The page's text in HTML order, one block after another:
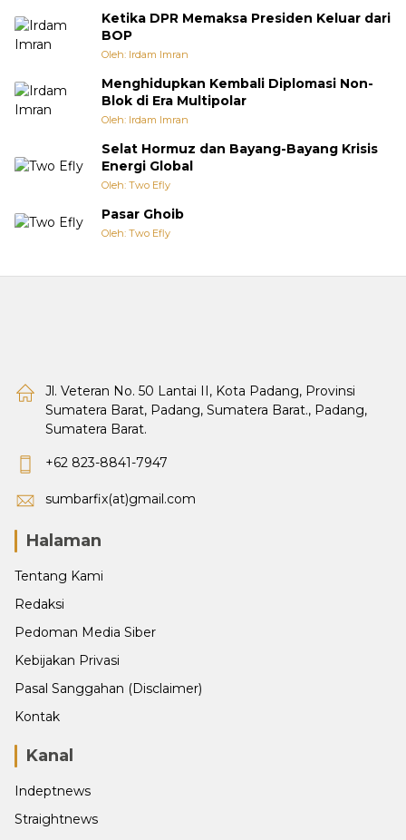
Ketika DPR Memaksa Presiden Keluar dari
BOP
Oleh: Irdam Imran
Menghidupkan Kembali Diplomasi Non-
Blok di Era Multipolar
Oleh: Irdam Imran
Selat Hormuz dan Bayang-Bayang Krisis
Energi Global
Oleh: Two Efly
Pasar Ghoib
Oleh: Two Efly
Jl. Veteran No. 50 Lantai II, Kota Padang, Provinsi
Sumatera Barat, Padang, Sumatera Barat., Padang,
Sumatera Barat.
+62 823-8841-7947
sumbarfix(at)gmail.com
Halaman
Tentang Kami
Redaksi
Pedoman Media Siber
Kebijakan Privasi
Pasal Sanggahan (Disclaimer)
Kontak
Kanal
Indeptnews
Straightnews